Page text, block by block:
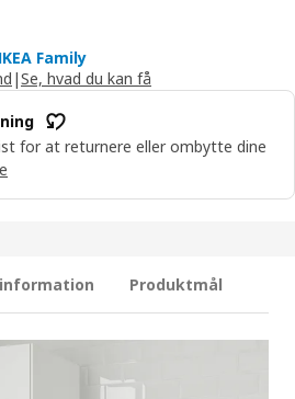
IKEA Family
|Se, hvad du kan få
for at returnere eller ombytte dine
Produktmål